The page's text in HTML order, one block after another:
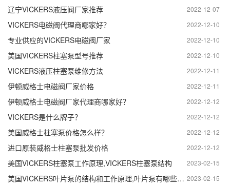
2022-12-07
辽宁VICKERS液压阀厂家推荐
2022-12-10
VICKERS电磁阀代理商哪家好？
2022-12-10
专业供应的VICKERS电磁阀厂家
2022-12-10
美国VICKERS柱塞泵型号推荐
2022-12-11
VICKERS液压柱塞泵维修方法
2022-12-11
伊顿威格士电磁阀厂家价格
2022-12-12
伊顿威格士电磁阀厂家代理商哪家好？
2022-12-12
VICKERS是什么牌子？
2022-12-12
美国威格士柱塞泵价格怎么样？
2022-12-12
进口原装威格士柱塞泵批发价格
2023-02-15
美国VICKERS柱塞泵工作原理,VICKERS柱塞泵结构
2023-02-15
美国VICKERS叶片泵的结构和工作原理,叶片泵有哪些部分组成